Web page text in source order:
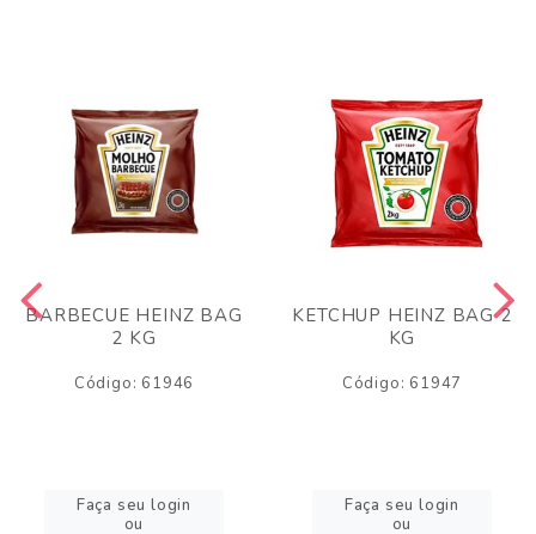
BARBECUE HEINZ BAG
2 KG
Código: 61946
Faça seu login
ou
KETCHUP HEINZ BAG 2
KG
Código: 61947
Faça seu login
ou